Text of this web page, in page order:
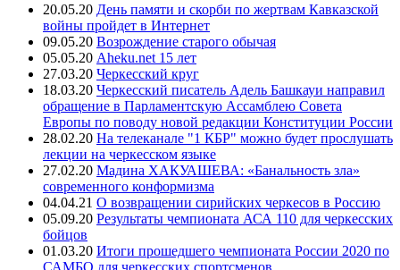
20.05.20 День памяти и скорби по жертвам Кавказской
войны пройдет в Интернет
09.05.20 Возрождение старого обычая
05.05.20 Aheku.net 15 лет
27.03.20 Черкесский круг
18.03.20 Черкесский писатель Адель Башкауи направил
обращение в Парламентскую Ассамблею Совета
Европы по поводу новой редакции Конституции России
28.02.20 На телеканале "1 КБР" можно будет прослушать
лекции на черкесском языке
27.02.20 Мадина ХАКУАШЕВА: «Банальность зла»
современного конформизма
04.04.21 О возвращении сирийских черкесов в Россию
05.09.20 Результаты чемпионата АСА 110 для черкесских
бойцов
01.03.20 Итоги прошедшего чемпионата России 2020 по